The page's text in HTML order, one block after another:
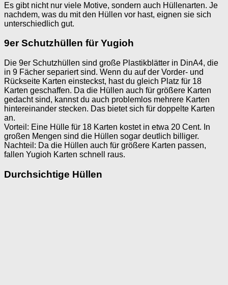
Es gibt nicht nur viele Motive, sondern auch Hüllenarten. Je
nachdem, was du mit den Hüllen vor hast, eignen sie sich
unterschiedlich gut.
9er Schutzhüllen für Yugioh
Die 9er Schutzhüllen sind große Plastikblätter in DinA4, die
in 9 Fächer separiert sind. Wenn du auf der Vorder- und
Rückseite Karten einsteckst, hast du gleich Platz für 18
Karten geschaffen. Da die Hüllen auch für größere Karten
gedacht sind, kannst du auch problemlos mehrere Karten
hintereinander stecken. Das bietet sich für doppelte Karten
an.
Vorteil: Eine Hülle für 18 Karten kostet in etwa 20 Cent. In
großen Mengen sind die Hüllen sogar deutlich billiger.
Nachteil: Da die Hüllen auch für größere Karten passen,
fallen Yugioh Karten schnell raus.
Durchsichtige Hüllen